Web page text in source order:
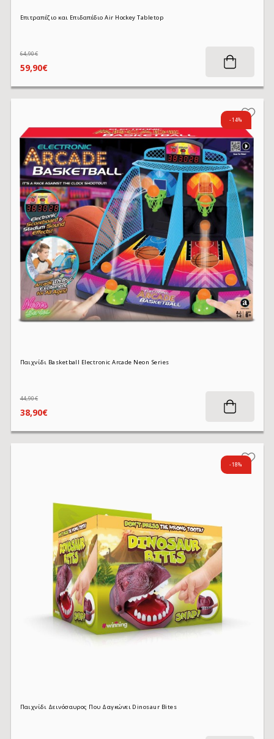
Επιτραπέζιο και Επιδαπέδιο Air Hockey Tabletop
59,90€
64,90€
-14%
Παιχνίδι Basketball Electronic Arcade Neon Series
38,90€
44,90€
-18%
Παιχνίδι Δεινόσαυρος Που Δαγκώνει Dinosaur Bites